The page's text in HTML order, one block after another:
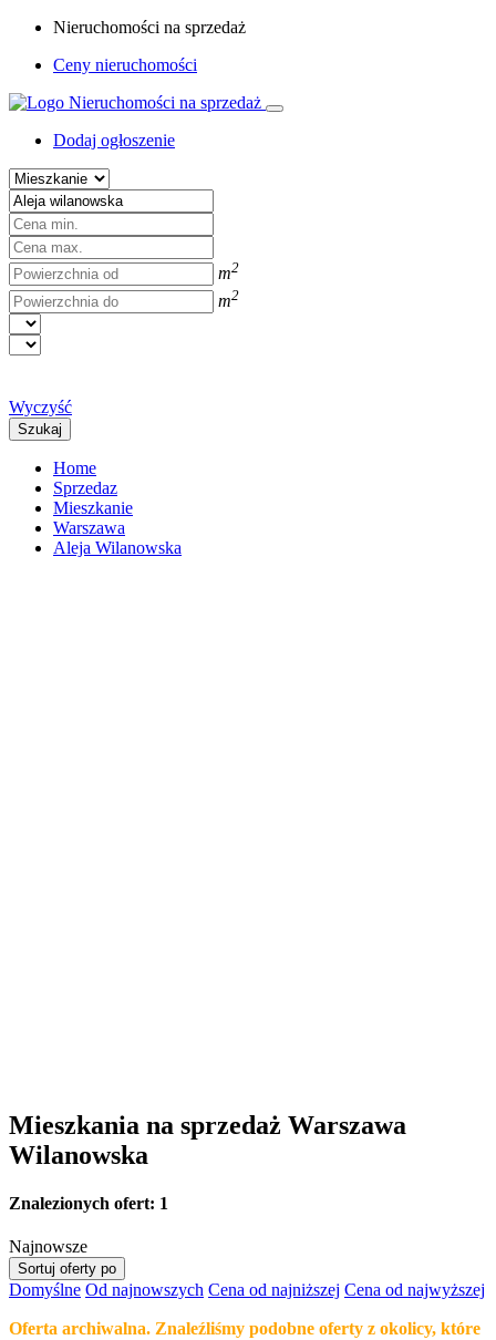
Nieruchomości na sprzedaż
Ceny nieruchomości
Dodaj ogłoszenie
m2
m2
Wyczyść
Szukaj
Home
Sprzedaz
Mieszkanie
Warszawa
Aleja Wilanowska
Mieszkania na sprzedaż Warszawa
Wilanowska
Znalezionych ofert: 1
Najnowsze
Sortuj oferty po
Domyślne Od najnowszych Cena od najniższej Cena od najwyższej
Oferta archiwalna. Znaleźliśmy podobne oferty z okolicy, które